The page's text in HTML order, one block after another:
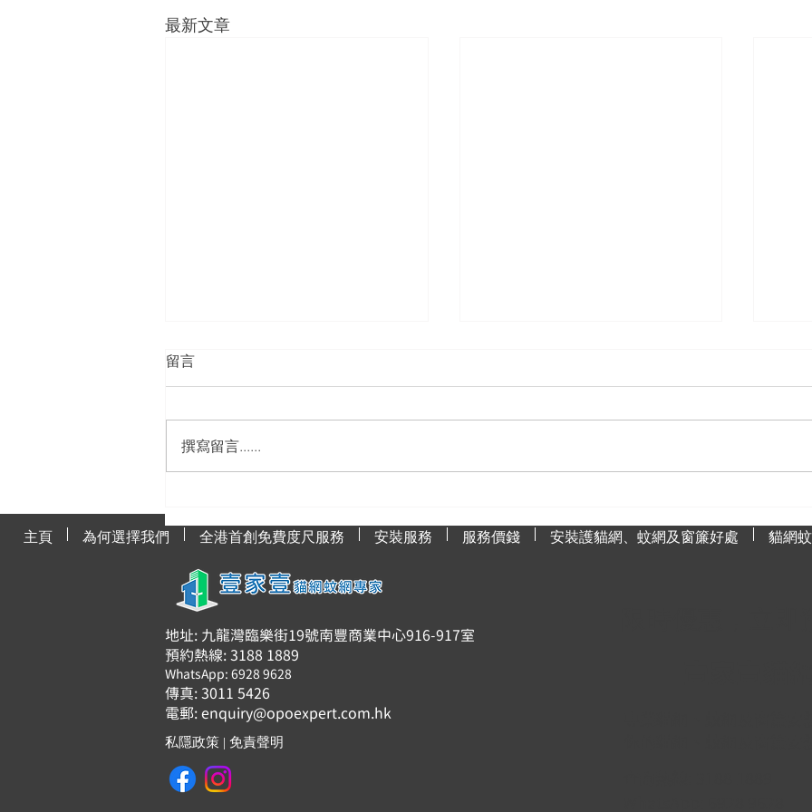
最新文章
貓網與貓咪健康的關聯
選擇？
漬？
留言
撰寫留言......
主頁 為何選擇我們 全港首創免費度尺服務 安裝服務 服務價錢 安裝護貓網、蚊網及窗簾好處 貓網
地址: 九龍灣臨樂街19號南豐商業中心916-917室
預約熱線: 3188 1889
WhatsApp: 6928 9628
傳真: 3011 5426
電郵:enquiry@opoexpert.com.hk
私隱政策 | 免責聲明